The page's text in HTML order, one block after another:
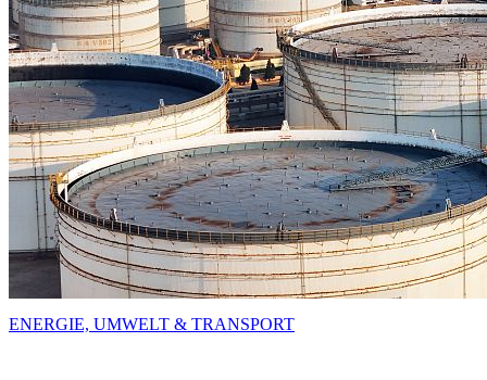
ENERGIE, UMWELT & TRANSPORT